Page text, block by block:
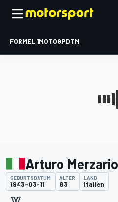
FORMEL 1MOTOGPDTM
Arturo Merzario
GEBURTSDATUM
1943-03-11
ALTER
83
LAND
Italien